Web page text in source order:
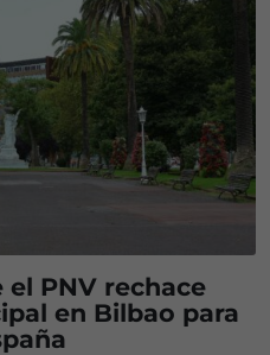
el PNV rechace
en Bilbao para